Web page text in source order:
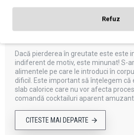
Băuturi alcoolice cu
Dacă pierderea în greutate este este
indiferent de motiv, este minunat! S-
alimentele pe care le introduci în
dificil. Este important să înțelegem
slab calorice care nu vor afecta
comandă cocktailuri aparent
CITESTE MAI DEPARTE
Refuz